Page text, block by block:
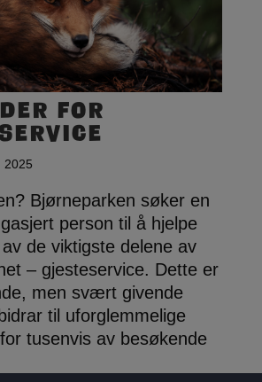
for
2025
Bjørneparken søker en
person til å hjelpe
de viktigste delene av
– gjesteservice. Dette er
men svært givende
til uforglemmelige
tusenvis av besøkende